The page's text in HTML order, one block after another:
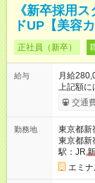
《新卒採用
ドUP【美容
正社員（新卒）
給与
月給
上記額に
ます。
◆インセンティブを
【年収
【試用期
と給与に
採用（契
残業代を
交通
勤務地
東京都新
東京都新
駅：JR
エミ